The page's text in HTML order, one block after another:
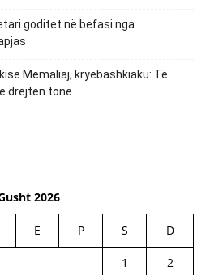
goditet në befasi nga
Memaliaj, kryebashkiaku: Të
drejtën tonë
2026
E P S D
1
2